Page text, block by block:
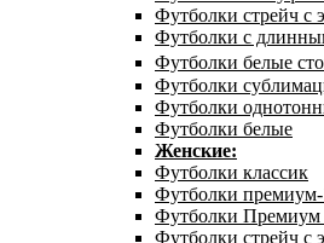
Футболки стрейч с
Футболки с
Футболки белые
Футболки
Футболки
Футболки белые
Женские:
Футболки классик
Футболки
Футболки Премиум
Футболки стрейч с